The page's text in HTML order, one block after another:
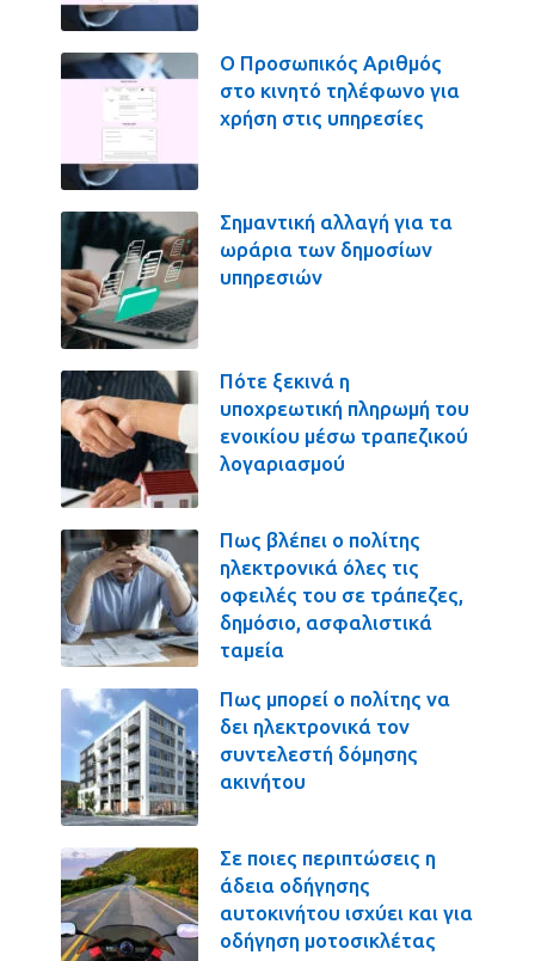
Ο Προσωπικός Αριθμός
στο κινητό τηλέφωνο για
χρήση στις υπηρεσίες
Σημαντική αλλαγή για τα
ωράρια των δημοσίων
υπηρεσιών
Πότε ξεκινά η
υποχρεωτική πληρωμή του
ενοικίου μέσω τραπεζικού
λογαριασμού
Πως βλέπει ο πολίτης
ηλεκτρονικά όλες τις
οφειλές του σε τράπεζες,
δημόσιο, ασφαλιστικά
ταμεία
Πως μπορεί ο πολίτης να
δει ηλεκτρονικά τον
συντελεστή δόμησης
ακινήτου
Σε ποιες περιπτώσεις η
άδεια οδήγησης
αυτοκινήτου ισχύει και για
οδήγηση μοτοσικλέτας